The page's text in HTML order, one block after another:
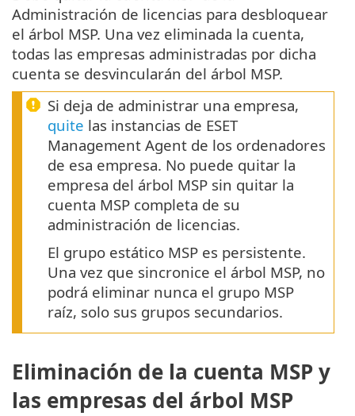
Administración de licencias para desbloquear
el árbol MSP. Una vez eliminada la cuenta,
todas las empresas administradas por dicha
cuenta se desvincularán del árbol MSP.
Si deja de administrar una empresa,
quite las instancias de ESET
Management Agent de los ordenadores
de esa empresa. No puede quitar la
empresa del árbol MSP sin quitar la
cuenta MSP completa de su
administración de licencias.
El grupo estático MSP es persistente.
Una vez que sincronice el árbol MSP, no
podrá eliminar nunca el grupo MSP
raíz, solo sus grupos secundarios.
Eliminación de la cuenta MSP y
las empresas del árbol MSP